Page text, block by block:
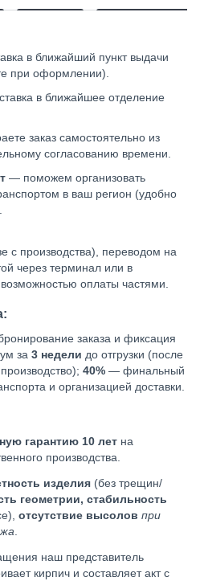
в ближайший пункт выдачи
при оформлении).
в ближайшее отделение
заказ самостоятельно из
согласованию времени.
— поможем организовать
в ваш регион (удобно
с производства), переводом на
через терминал или в
оплаты частями.
заказа и фиксация
за 3 недели до отгрузки (после
40% — финальный
и организацией доставки.
гарантию 10 лет на
производства.
изделия (без трещин/
геометрии, стабильность
отсутствие высолов при
наш представитель
кирпич и составляет акт с